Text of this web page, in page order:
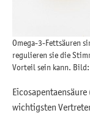
Omega-3-Fettsäuren
regulieren sie die
Vorteil sein kann.
wichtigsten